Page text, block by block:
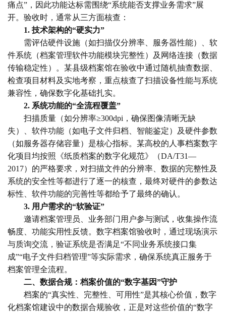
痛点”，因此功能达标需围绕“系统能否支撑业务需求”展
开。验收时，通常从三方面核查：
1. 技术架构的“硬实力”
需评估硬件设施（如扫描仪分辨率、服务器性能）、软
件系统（档案管理软件功能模块完整性）及网络连接（数据
传输稳定性）。某县级档案馆在验收中通过随机抽查数据、
检查项目材料及实地考察，重点核查了扫描设备性能与系统
兼容性，确保数字化基础扎实。
2. 系统功能的“全流程覆盖”
扫描质量（如分辨率≥300dpi，确保图像清晰无缺
失）、软件功能（如电子文件归档、智能鉴定）及硬件参数
（如服务器存储容量）是核心指标。某高校的人事档案数字
化项目均按照《纸质档案的数字化规范》（DA/T31—
2017）的严格要求，对扫描文件的分辨率、数据的完整性及
系统的安全性等都进行了逐一的核查，最终对硬件的参数达
标性、软件功能的完善性等都给予了最终的确认。
3. 用户需求的“软验证”
邀请档案管理员、业务部门用户参与测试，收集操作流
畅度、功能实用性反馈。数字档案馆验收时，通过现场演示
与质询交流，验证系统是否满足“不同业务系统接口集
成”“电子文件归档管理”等实际需求，确保系统真正服务于
档案管理全流程。
二、数据合规：档案价值的“数字基因”守护
档案的“真实性、完整性、可用性”是其核心价值，数字
化档案馆建设中的数据合规验收，正是对这些价值的“数字